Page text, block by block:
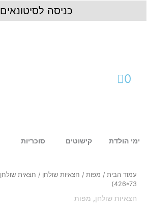
כניסה לסיטונאים
0
עגלת
ימי הולדת קישוטים סוכריות
עמוד הבית / מפות / חצאיות שולחן
426*73)
חצאיות שולחן, מפות
חצאית
שולחן
Amscan)